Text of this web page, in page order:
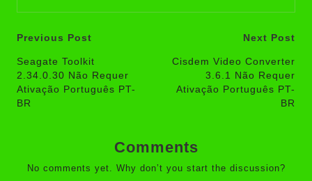
Post
navigation
Previous Post
Seagate Toolkit
2.34.0.30 Não Requer
Ativação Português PT-
BR
Next Post
Cisdem Video Converter
3.6.1 Não Requer
Ativação Português PT-
BR
Comments
No comments yet. Why don’t you start the discussion?